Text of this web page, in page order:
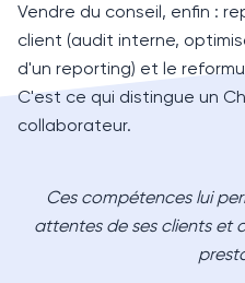
Vendre du conseil, enfin :
client (audit interne,
d'un reporting) et le
C'est ce qui distingue un
collaborateur.
Ces compétences lui
attentes de ses clients et